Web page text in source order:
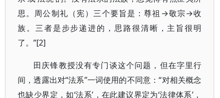
思。周公制礼（宪）三个要旨是：尊祖→敬宗→收
族。三者是步步递进的，思路很清晰，主旨很明
了。”[2]
田庆锋教授没有专门谈这个问题，但在字里行
间，透露出对“法系”一词使用的不同意：“对相关概念
也缺少界定，如‘法系’，在此建议界定为‘法律体系’，